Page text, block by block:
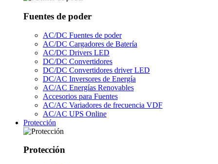
Fuentes de poder
AC/DC Fuentes de poder
AC/DC Cargadores de Batería
AC/DC Drivers LED
DC/DC Convertidores
DC/DC Convertidores driver LED
DC/AC Inversores de Energía
AC/AC Energías Renovables
Accesorios para Fuentes
AC/AC Variadores de frecuencia VDF
AC/AC UPS Online
Protección
Protección